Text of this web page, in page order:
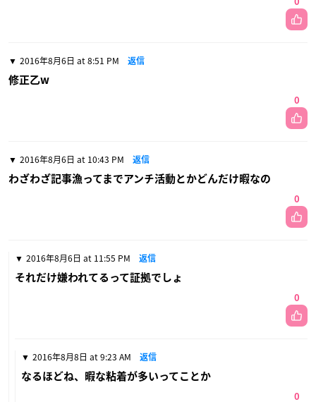
2016年8月6日 at 8:51 PM 返信
修正乙w
0
2016年8月6日 at 10:43 PM 返信
わざわざ記事漁ってまでアンチ活動とかどんだけ暇なの
0
2016年8月6日 at 11:55 PM 返信
それだけ嫌われてるって証拠でしょ
0
2016年8月8日 at 9:23 AM 返信
なるほどね、暇な粘着が多いってことか
0